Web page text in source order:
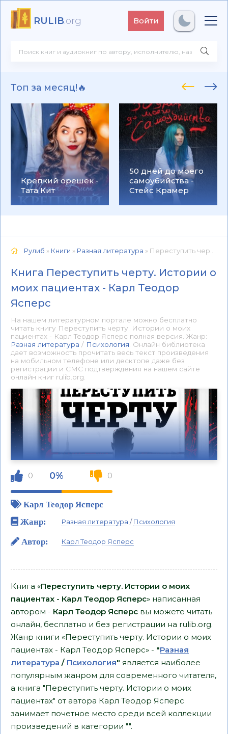
RULIB.org Войти
Топ за месяц!🔥
Крепкий орешек -
Тата Кит
50 дней до моего
самоубийства -
Стейс Крамер
Рулиб » Книги » Разная литература » Переступить черту. Истории о моих пациентах - Карл Теодор Ясперс 📕 - Книга онлайн бесплатно
Книга Переступить черту. Истории о
моих пациентах - Карл Теодор
Ясперс
На нашем литературном портале можно бесплатно
читать книгу Переступить черту. Истории о моих
пациентах - Карл Теодор Ясперс полная версия. Жанр:
Разная литература / Психология . Онлайн библиотека
дает возможность прочитать весь текст произведения
на мобильном телефоне или десктопе даже без
регистрации и СМС подтверждения на нашем сайте
онлайн книг rulib.org.
0 0% 0
Карл Теодор Ясперс
Жанр:
Разная литература /Психология
Автор: Карл Теодор Ясперс
Книга «Переступить черту. Истории о моих
пациентах - Карл Теодор Ясперс» написанная
автором - Карл Теодор Ясперс вы можете читать
онлайн, бесплатно и без регистрации на rulib.org.
Жанр книги «Переступить черту. Истории о моих
пациентах - Карл Теодор Ясперс» - "Разная
литература / Психология" является наиболее
популярным жанром для современного читателя,
а книга "Переступить черту. Истории о моих
пациентах" от автора Карл Теодор Ясперс
занимает почетное место среди всей коллекции
произведений в категории "".